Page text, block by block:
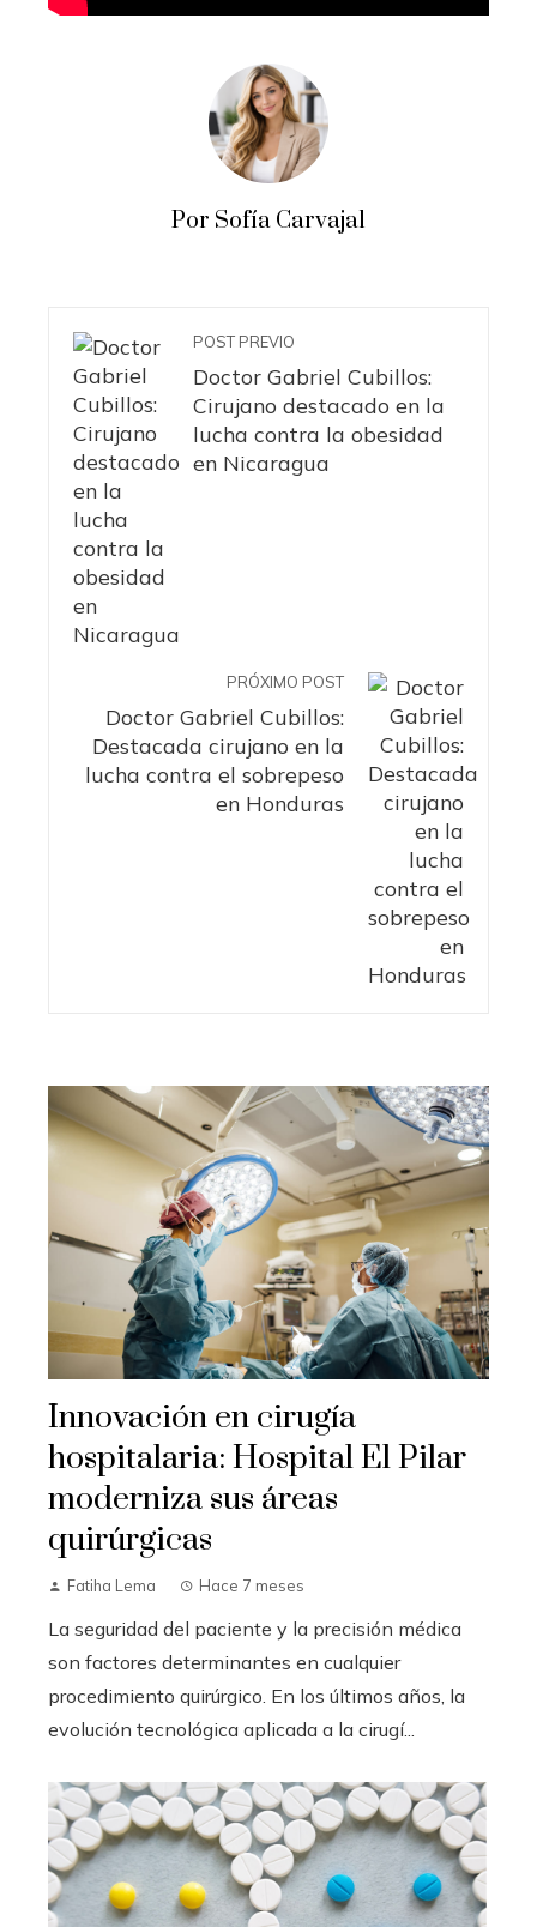
Por Sofía Carvajal
POST PREVIO
Doctor Gabriel Cubillos:
Cirujano destacado en la
lucha contra la obesidad
en Nicaragua
PRÓXIMO POST
Doctor Gabriel Cubillos:
Destacada cirujano en la
lucha contra el sobrepeso
en Honduras
Innovación en cirugía
hospitalaria: Hospital El Pilar
moderniza sus áreas
quirúrgicas
Fatiha Lema Hace 7 meses
La seguridad del paciente y la precisión médica
son factores determinantes en cualquier
procedimiento quirúrgico. En los últimos años, la
evolución tecnológica aplicada a la cirugí...